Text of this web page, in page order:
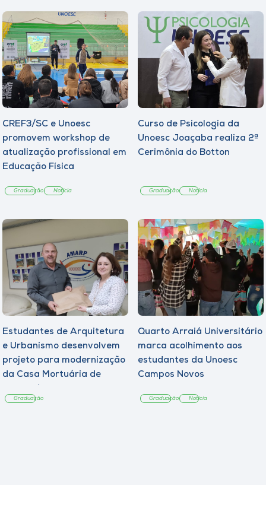
CREF3/SC e Unoesc
promovem workshop de
atualização profissional em
Educação Física
Graduação Notícia
Curso de Psicologia da
Unoesc Joaçaba realiza 2ª
Cerimônia do Botton
Graduação Notícia
Estudantes de Arquitetura
e Urbanismo desenvolvem
projeto para modernização
da Casa Mortuária de
Graduação
Quarto Arraiá Universitário
marca acolhimento aos
estudantes da Unoesc
Campos Novos
Graduação Notícia